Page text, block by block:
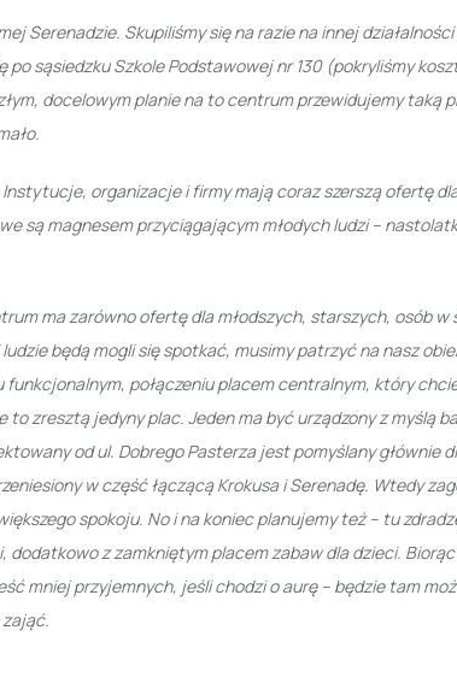
Serenadzie. Skupiliśmy się na razie na innej
sąsiedzku Szkole Podstawowej nr 130 (pokryliśmy
docelowym planie na to centrum przewidujemy taką
organizacje i firmy mają coraz szerszą ofertę
są magnesem przyciągającym młodych ludzi –
ma zarówno ofertę dla młodszych, starszych, osób w
będą mogli się spotkać, musimy patrzyć na nasz
funkcjonalnym, połączeniu placem centralnym, który
zresztą jedyny plac. Jeden ma być urządzony z myślą
od ul. Dobrego Pasterza jest pomyślany głównie
w część łączącą Krokusa i Serenadę. Wtedy
spokoju. No i na koniec planujemy też – tu
z zamkniętym placem zabaw dla dzieci.
mniej przyjemnych, jeśli chodzi o aurę – będzie tam